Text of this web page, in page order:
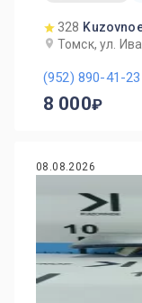
328
Томск, ул.
(952) 890-41-23
8 000
08.08.2026